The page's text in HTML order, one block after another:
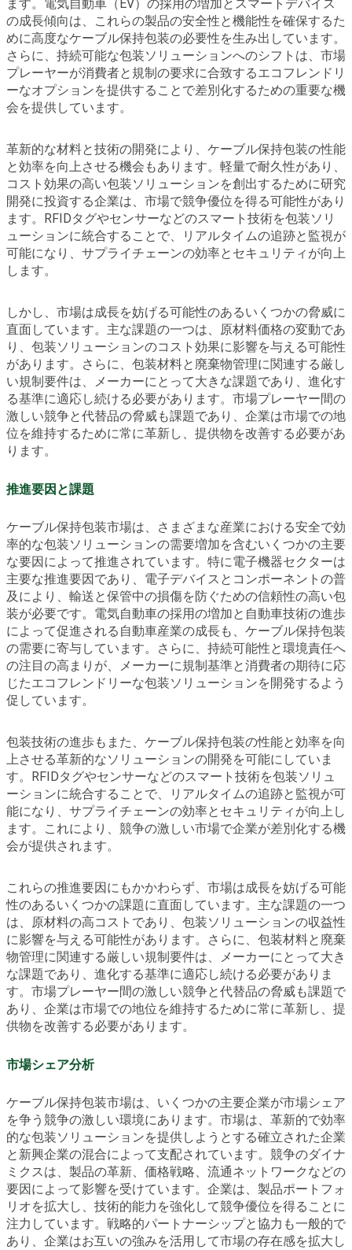
ます。電気自動車（EV）の採用の増加とスマートデバイス
の成長傾向は、これらの製品の安全性と機能性を確保するた
めに高度なケーブル保持包装の必要性を生み出しています。
さらに、持続可能な包装ソリューションへのシフトは、市場
プレーヤーが消費者と規制の要求に合致するエコフレンドリ
ーなオプションを提供することで差別化するための重要な機
会を提供しています。
革新的な材料と技術の開発により、ケーブル保持包装の性能
と効率を向上させる機会もあります。軽量で耐久性があり、
コスト効果の高い包装ソリューションを創出するために研究
開発に投資する企業は、市場で競争優位を得る可能性があり
ます。RFIDタグやセンサーなどのスマート技術を包装ソリ
ューションに統合することで、リアルタイムの追跡と監視が
可能になり、サプライチェーンの効率とセキュリティが向上
します。
しかし、市場は成長を妨げる可能性のあるいくつかの脅威に
直面しています。主な課題の一つは、原材料価格の変動であ
り、包装ソリューションのコスト効果に影響を与える可能性
があります。さらに、包装材料と廃棄物管理に関連する厳し
い規制要件は、メーカーにとって大きな課題であり、進化す
る基準に適応し続ける必要があります。市場プレーヤー間の
激しい競争と代替品の脅威も課題であり、企業は市場での地
位を維持するために常に革新し、提供物を改善する必要があ
ります。
推進要因と課題
ケーブル保持包装市場は、さまざまな産業における安全で効
率的な包装ソリューションの需要増加を含むいくつかの主要
な要因によって推進されています。特に電子機器セクターは
主要な推進要因であり、電子デバイスとコンポーネントの普
及により、輸送と保管中の損傷を防ぐための信頼性の高い包
装が必要です。電気自動車の採用の増加と自動車技術の進歩
によって促進される自動車産業の成長も、ケーブル保持包装
の需要に寄与しています。さらに、持続可能性と環境責任へ
の注目の高まりが、メーカーに規制基準と消費者の期待に応
じたエコフレンドリーな包装ソリューションを開発するよう
促しています。
包装技術の進歩もまた、ケーブル保持包装の性能と効率を向
上させる革新的なソリューションの開発を可能にしていま
す。RFIDタグやセンサーなどのスマート技術を包装ソリュ
ーションに統合することで、リアルタイムの追跡と監視が可
能になり、サプライチェーンの効率とセキュリティが向上し
ます。これにより、競争の激しい市場で企業が差別化する機
会が提供されます。
これらの推進要因にもかかわらず、市場は成長を妨げる可能
性のあるいくつかの課題に直面しています。主な課題の一つ
は、原材料の高コストであり、包装ソリューションの収益性
に影響を与える可能性があります。さらに、包装材料と廃棄
物管理に関連する厳しい規制要件は、メーカーにとって大き
な課題であり、進化する基準に適応し続ける必要がありま
す。市場プレーヤー間の激しい競争と代替品の脅威も課題で
あり、企業は市場での地位を維持するために常に革新し、提
供物を改善する必要があります。
市場シェア分析
ケーブル保持包装市場は、いくつかの主要企業が市場シェア
を争う競争の激しい環境にあります。市場は、革新的で効率
的な包装ソリューションを提供しようとする確立された企業
と新興企業の混合によって支配されています。競争のダイナ
ミクスは、製品の革新、価格戦略、流通ネットワークなどの
要因によって影響を受けています。企業は、製品ポートフォ
リオを拡大し、技術的能力を強化して競争優位を得ることに
注力しています。戦略的パートナーシップと協力も一般的で
あり、企業はお互いの強みを活用して市場の存在感を拡大し